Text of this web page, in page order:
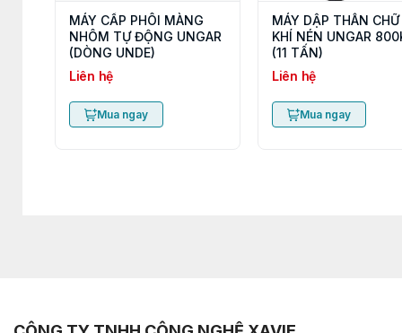
MÁY CẤP PHÔI MÀNG
NHÔM TỰ ĐỘNG UNGAR
(DÒNG UNDE)
Liên hệ
Mua ngay
MÁY DẬP THÂN CHỮ
KHÍ NÉN UNGAR
(11 TẤN)
Liên hệ
Mua ngay